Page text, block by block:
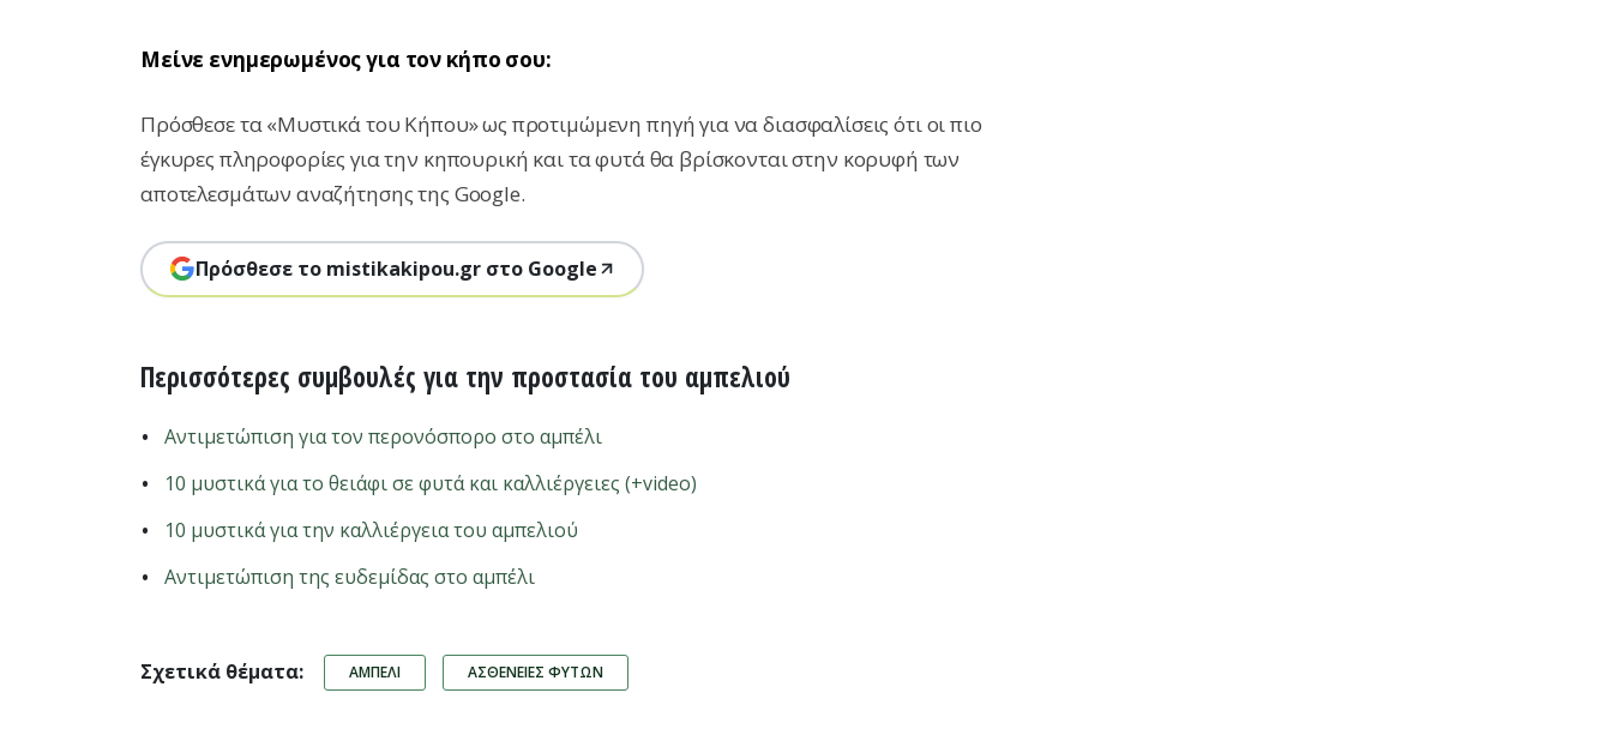
Μείνε ενημερωμένος για τον κήπο σου:
Πρόσθεσε τα «Μυστικά του Κήπου» ως προτιμώμενη πηγή για να διασφαλίσεις ότι οι πιο
έγκυρες πληροφορίες για την κηπουρική και τα φυτά θα βρίσκονται στην κορυφή των
αποτελεσμάτων αναζήτησης της Google.
Πρόσθεσε το mistikakipou.gr στο Google
Περισσότερες συμβουλές για την προστασία του αμπελιού
Αντιμετώπιση για τον περονόσπορο στο αμπέλι
10 μυστικά για το θειάφι σε φυτά και καλλιέργειες (+video)
10 μυστικά για την καλλιέργεια του αμπελιού
Αντιμετώπιση της ευδεμίδας στο αμπέλι
Σχετικά θέματα: ΑΜΠΈΛΙ ΑΣΘΈΝΕΙΕΣ ΦΥΤΏΝ